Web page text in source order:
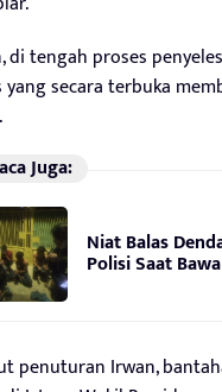
di tengah proses
yang secara terbuka
Juga:
Niat Balas
Polisi Saat
penuturan Irwan,